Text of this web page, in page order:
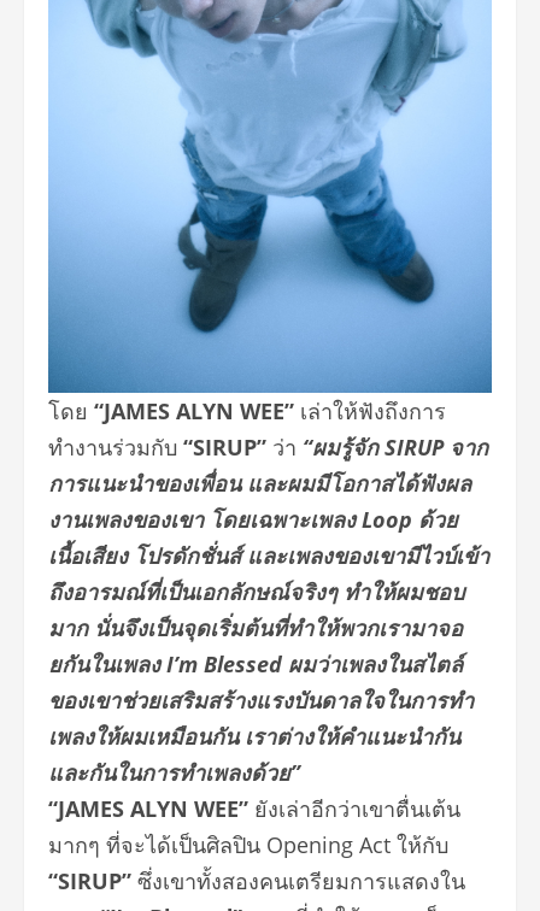
โดย “JAMES ALYN WEE” เล่าให้ฟังถึงการ
ทำงานร่วมกับ “SIRUP” ว่า “ผมรู้จัก SIRUP จาก
การแนะนำของเพื่อน และผมมีโอกาสได้ฟังผล
งานเพลงของเขา โดยเฉพาะเพลง Loop ด้วย
เนื้อเสียง โปรดักชั่นส์ และเพลงของเขามีไวบ์เข้า
ถึงอารมณ์ที่เป็นเอกลักษณ์จริงๆ ทำให้ผมชอบ
มาก นั่นจึงเป็นจุดเริ่มต้นที่ทำให้พวกเรามาจอ
ยกันในเพลง I’m Blessed ผมว่าเพลงในสไตล์
ของเขาช่วยเสริมสร้างแรงบันดาลใจในการทำ
เพลงให้ผมเหมือนกัน เราต่างให้คำแนะนำกัน
และกันในการทำเพลงด้วย”
“JAMES ALYN WEE” ยังเล่าอีกว่าเขาตื่นเต้น
มากๆ ที่จะได้เป็นศิลปิน Opening Act ให้กับ
“SIRUP” ซึ่งเขาทั้งสองคนเตรียมการแสดงใน